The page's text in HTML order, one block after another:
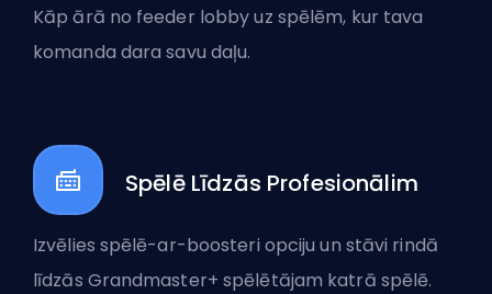
Kāp ārā no feeder lobby uz spēlēm, kur tava
komanda dara savu daļu.
Spēlē Līdzās Profesionālim
Izvēlies spēlē-ar-boosteri opciju un stāvi rindā
līdzās Grandmaster+ spēlētājam katrā spēlē.